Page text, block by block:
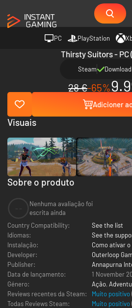
PC PlayStation
Thirsty Suitors - PC
Steam
28 €-65%
Adicioner
Sobre o produto
Nenhuma avaliação foi
escrita ainda
Country Compatibility:
See the list
Idiomas:
See the
Instalação:
Como ativar
Developer:
Outerloop
Publisher:
Annapurna
Data de lançamento:
1 November
Género:
Ação,
Reviews recentes da Steam:
Muito positivo
Todas Reviews Steam:
Muito positivo(
Visuais